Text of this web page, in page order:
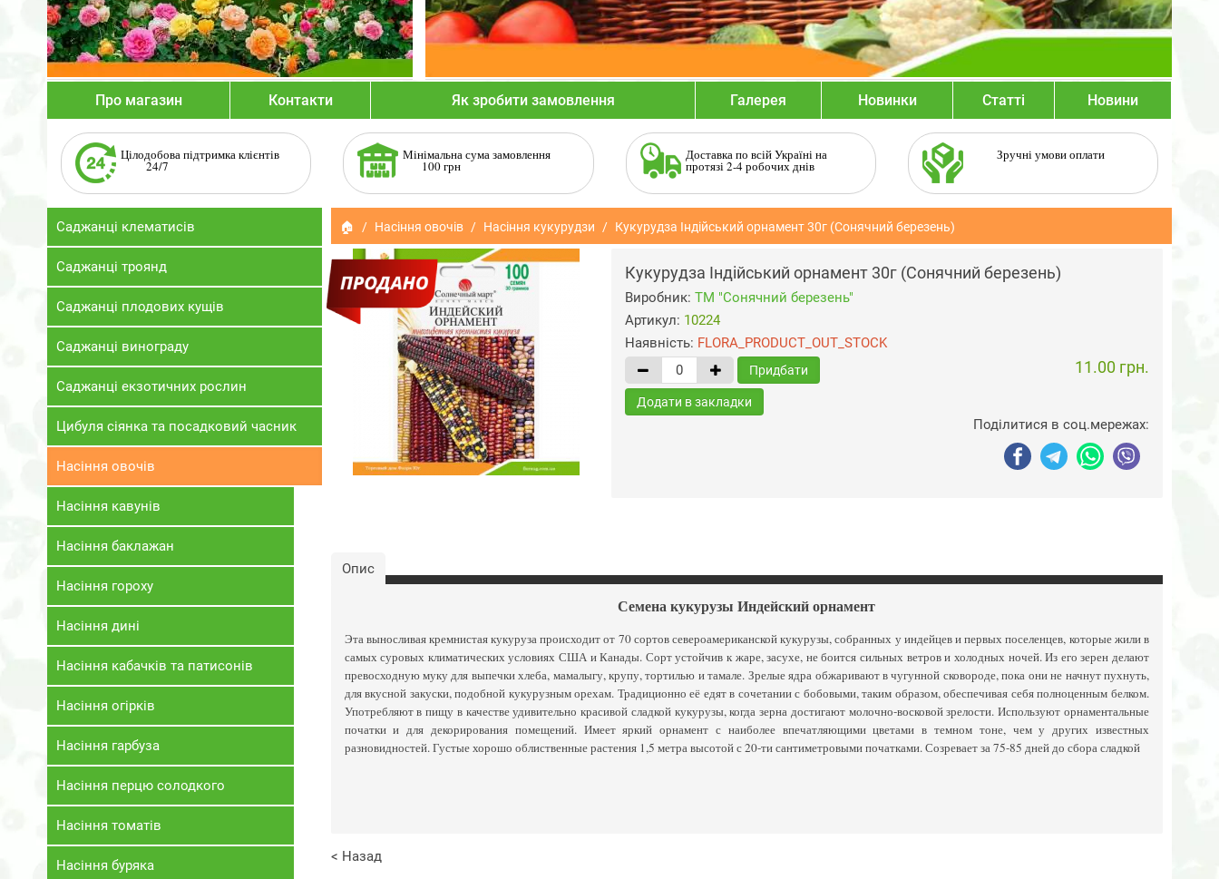
Про магазин Контакти Як зробити замовлення Галерея Новинки Статті Новини
Цілодобова підтримка клієнтів
24/7
Мінімальна сума замовлення
100 грн
Доставка по всій Україні на
протязі 2-4 робочих днів
Зручні умови оплати
Саджанці клематисів
Саджанці троянд
Саджанці плодових кущів
Саджанці винограду
Саджанці екзотичних рослин
Цибуля сіянка та посадковий часник
Насіння овочів
Насіння кавунів
Насіння баклажан
Насіння гороху
Насіння дині
Насіння кабачків та патисонів
Насіння огірків
Насіння гарбуза
Насіння перцю солодкого
Насіння томатів
Насіння буряка
🏠 Насіння овочів Насіння кукурудзи Кукурудза Індійський орнамент 30г (Сонячний березень)
Кукурудза Індійський орнамент 30г (Сонячний березень)
Виробник: ТМ "Сонячний березень"
Артикул: 10224
Наявність: FLORA_PRODUCT_OUT_STOCK
Придбати 11.00 грн.
Додати в закладки
Поділитися в соц.мережах:
Опис
Семена кукурузы Индейский орнамент
Эта выносливая кремнистая кукуруза происходит от 70 сортов североамериканской кукурузы, собранных у индейцев и первых поселенцев, которые жили в
самых суровых климатических условиях США и Канады. Сорт устойчив к жаре, засухе, не боится сильных ветров и холодных ночей. Из его зерен делают
превосходную муку для выпечки хлеба, мамалыгу, крупу, тортилью и тамале. Зрелые ядра обжаривают в чугунной сковороде, пока они не начнут пухнуть,
для вкусной закуски, подобной кукурузным орехам. Традиционно её едят в сочетании с бобовыми, таким образом, обеспечивая себя полноценным белком.
Употребляют в пищу в качестве удивительно красивой сладкой кукурузы, когда зерна достигают молочно-восковой зрелости. Используют орнаментальные
початки и для декорирования помещений. Имеет яркий орнамент с наиболее впечатляющими цветами в темном тоне, чем у других известных
разновидностей. Густые хорошо облиственные растения 1,5 метра высотой с 20-ти сантиметровыми початками. Созревает за 75-85 дней до сбора сладкой
< Назад